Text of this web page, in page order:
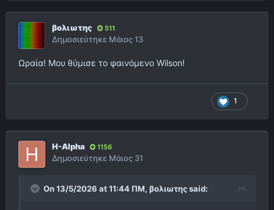
βολιωτης 511
Δημοσιεύτηκε Μάιος 13
Ωραία! Μου θύμισε το φαινόμενο Wilson!
1
H-Alpha 1156
Δημοσιεύτηκε Μάιος 31
On 13/5/2026 at 11:44 ΠΜ, βολιωτηςsaid: